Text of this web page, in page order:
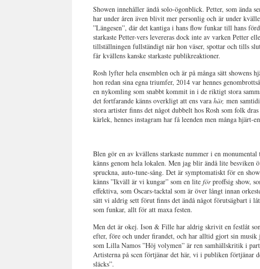
Showen innehåller ändå solo-ögonblick. Petter, som ända
har under åren även blivit mer personlig och är under
”Längesen”, där det kantiga i hans flow funkar till hans
starkaste Petter-vers levereras dock inte av varken Petter
tillställningen fullständigt när hon väser, spottar och tills
får kvällens kanske starkaste publikreaktioner.
Rosh lyfter hela ensemblen och är på många sätt showens
hon redan sina egna triumfer, 2014 var hennes
en nykomling som snabbt kommit in i de riktigt stora
det fortfarande känns overkligt att ens varahär,men
stora artister finns det något dubbelt hos Rosh som folk
kärlek, hennes instagram har få leenden men många hjärt-
Blen gör en av kvällens starkaste nummer i en
känns genom hela lokalen. Men jag blir ändå lite besviken
spruckna, auto-tune-sång. Det är symptomatiskt för en
känns ”Ikväll är vi kungar” som en liteförproffsig show,
effektiva, som Oscars-tacktal som är över långt innan
sätt vi aldrig sett förut finns det ändå något förutsägbart i
som funkar, allt för att maxa festen.
Men det är okej. Ison & Fille har aldrig skrivit en festlåt
efter, före och under firandet, och har alltid gjort sin
som Lilla Namos ”Höj volymen” är ren samhällskritik i
Artisterna på scen förtjänar det här, vi i publiken förtjänar
släcks”.